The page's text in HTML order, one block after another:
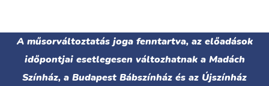
A műsorváltoztatás joga fenntartva, az előadások
időpontjai esetlegesen változhatnak a Madách
Színház, a Budapest Bábszínház és az Újszínház